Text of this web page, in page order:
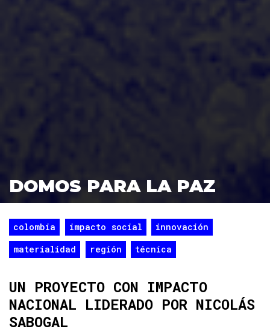
DOMOS PARA LA PAZ
colombia impacto social
innovación
materialidad
región técnica
UN PROYECTO CON IMPACTO
NACIONAL LIDERADO POR NICOLÁS
SABOGAL